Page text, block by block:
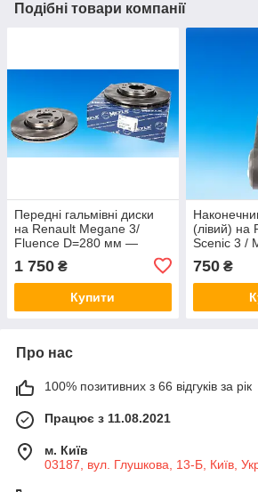
Подібні товари компанії
Передні гальмівні диски
на Renault Megane 3/
Fluence D=280 мм —
1 750 ₴
Купити
(лівий) на
Scenic 3 /
750₴
Про нас
100% позитивних з 66 відгуків за рік
Працює з 11.08.2021
м. Київ
03187, вул. Глушкова, 13-Б, Київ,